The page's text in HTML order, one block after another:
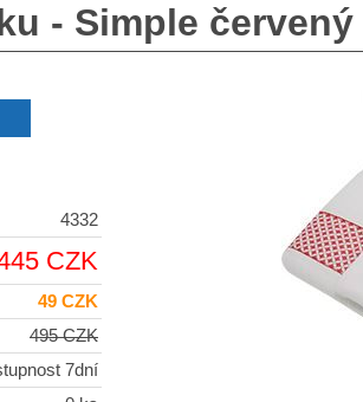
- Simple červený
4332
CZK
49 CZK
495 CZK
7dní